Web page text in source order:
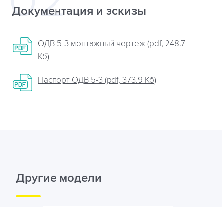
Документация и эскизы
ОДВ-5-3 монтажный чертеж (pdf, 248.7
Кб)
Паспорт ОДВ 5-3 (pdf, 373.9 Кб)
Другие модели